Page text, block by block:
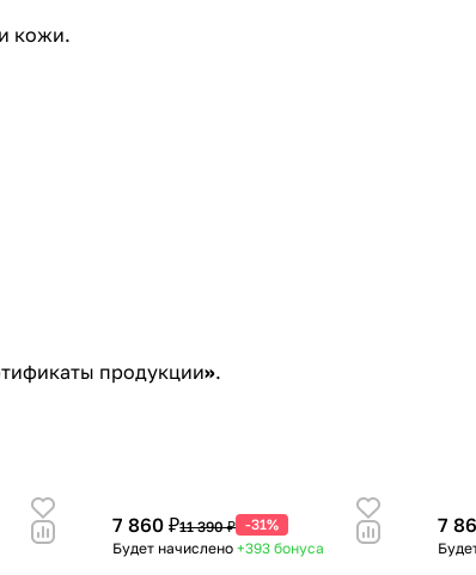
кожи.
продукции».
7 860 ₽11 390 ₽ -31%
Будет начислено +393 бонуса
7